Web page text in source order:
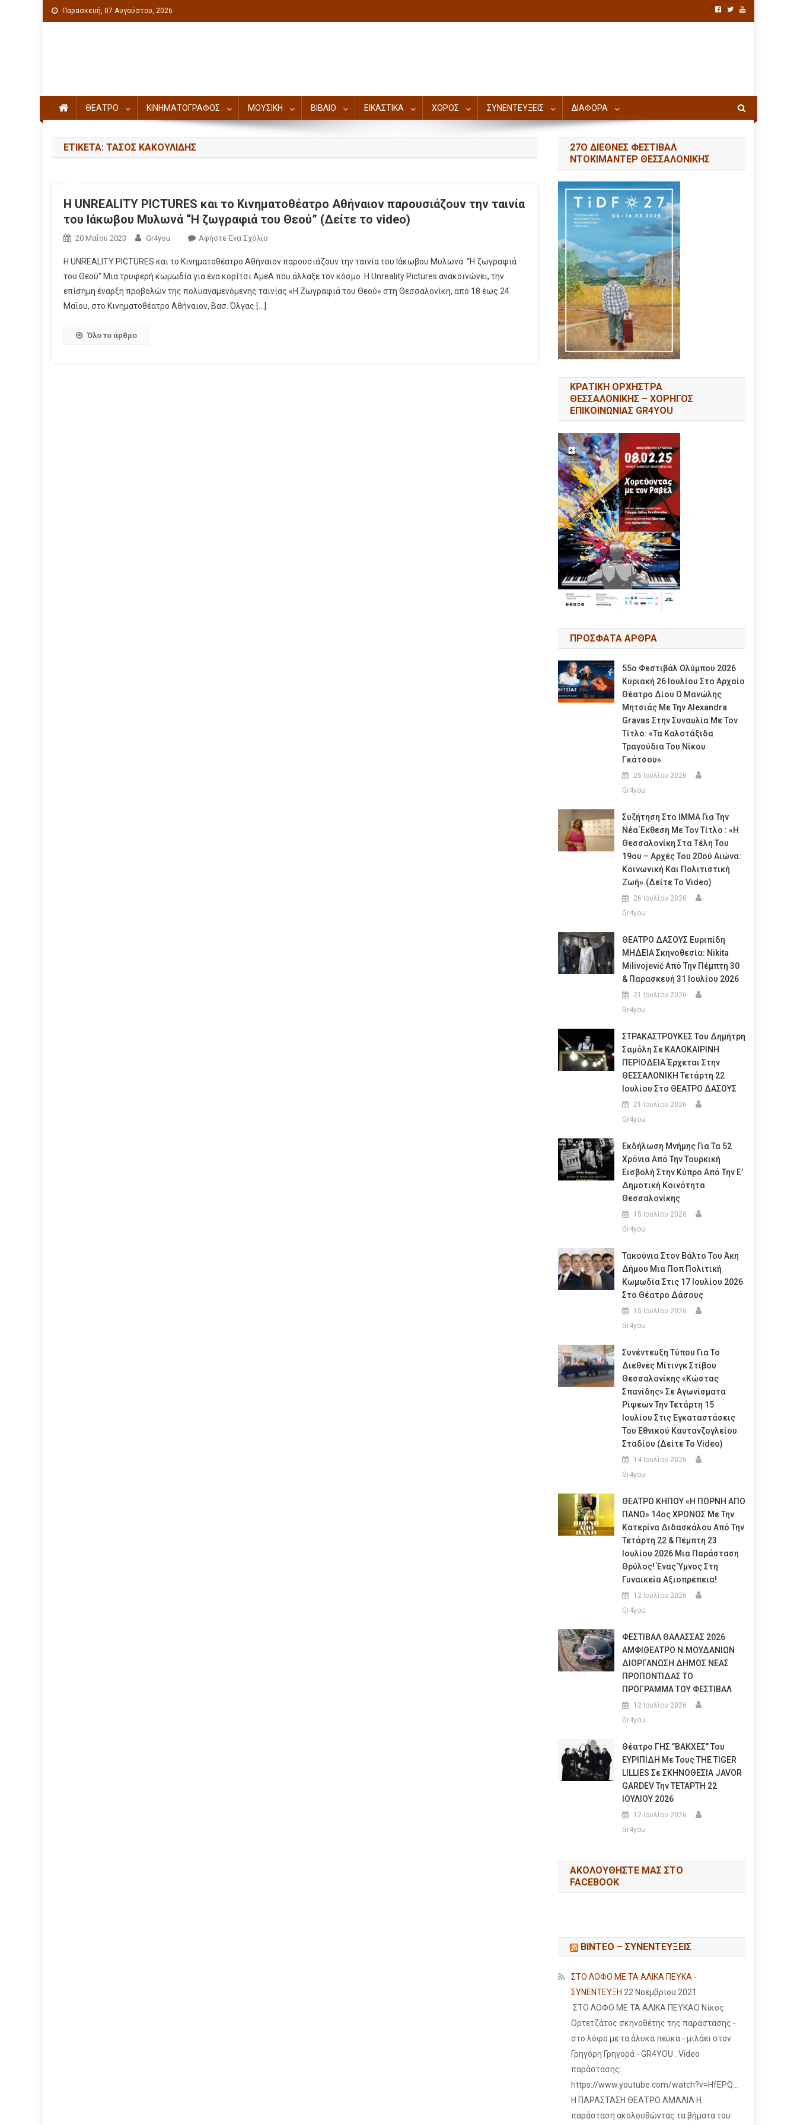
Παρασκευή, 07 Αυγούστου, 2026
ΘΕΑΤΡΟ ΚΙΝΗΜΑΤΟΓΡΑΦΟΣ ΜΟΥΣΙΚΗ ΒΙΒΛΙΟ ΕΙΚΑΣΤΙΚΑ ΧΟΡΟΣ ΣΥΝΕΝΤΕΥΞΕΙΣ ΔΙΑΦΟΡΑ
ΕΤΙΚΈΤΑ: ΤΆΣΟΣ ΚΑΚΟΥΛΊΔΗΣ
Η UNREALITY PICTURES και το Κινηματοθέατρο Αθήναιον παρουσιάζουν την ταινία
του Ιάκωβου Μυλωνά “Η ζωγραφιά του Θεού” (Δείτε το video)
20 Μαΐου 2023 Gr4you Αφήστε Ένα Σχόλιο
Η UNREALITY PICTURES και το Κινηματοθέατρο Αθήναιον παρουσιάζουν την ταινία του Ιάκωβου Μυλωνά “Η ζωγραφιά
του Θεού” Μια τρυφερή κωμωδία για ένα κορίτσι ΑμεΑ που άλλαξε τον κόσμο. Η Unreality Pictures ανακοινώνει, την
επίσημη έναρξη προβολών της πολυαναμενόμενης ταινίας «Η Ζωγραφιά του Θεού» στη Θεσσαλονίκη, από 18 έως 24
Μαΐου, στο Κινηματοθέατρο Αθήναιον, Βασ. Όλγας […]
Όλο το άρθρο
27Ο ΔΙΕΘΝΕΣ ΦΕΣΤΙΒΑΛ
ΝΤΟΚΙΜΑΝΤΕΡ ΘΕΣΣΑΛΟΝΙΚΗΣ
ΚΡΑΤΙΚΗ ΟΡΧΗΣΤΡΑ
ΘΕΣΣΑΛΟΝΙΚΗΣ – ΧΟΡΗΓΟΣ
ΕΠΙΚΟΙΝΩΝΙΑΣ GR4YOU
ΠΡΟΣΦΑΤΑ ΑΡΘΡΑ
55ο Φεστιβάλ Ολύμπου 2026
Κυριακή 26 Ιουλίου Στο Αρχαίο
Θέατρο Δίου Ο Μανώλης
Μητσιάς Με Την Alexandra
Gravas Στην Συναυλία Με Τον
Τίτλο: «τα Καλοτάξιδα
Τραγούδια Του Νίκου
Γκάτσου»
26 Ιουλίου 2026
Gr4you
Συζήτηση Στο ΙΜΜΑ Για Την
Νέα Έκθεση Με Τον Τίτλο : «Η
Θεσσαλονίκη Στα Τέλη Του
19ου – Αρχές Του 20ού Αιώνα:
Κοινωνική Και Πολιτιστική
Ζωή».(Δείτε Το Video)
26 Ιουλίου 2026
Gr4you
ΘΕΑΤΡΟ ΔΑΣΟΥΣ Ευριπίδη
ΜΗΔΕΙΑ Σκηνοθεσία: Nikita
Milivojević Από Την Πέμπτη 30
& Παρασκευή 31 Ιουλίου 2026
21 Ιουλίου 2026
Gr4you
ΣΤΡΑΚΑΣΤΡΟΥΚΕΣ Του Δημήτρη
Σαμόλη Σε ΚΑΛΟΚΑΙΡΙΝΗ
ΠΕΡΙΟΔΕΙΑ Έρχεται Στην
ΘΕΣΣΑΛΟΝΙΚΗ Τετάρτη 22
Ιουλίου Στο ΘΕΑΤΡΟ ΔΑΣΟΥΣ
21 Ιουλίου 2026
Gr4you
Εκδήλωση Μνήμης Για Τα 52
Χρόνια Από Την Τουρκική
Εισβολή Στην Κύπρο Από Την Ε’
Δημοτική Κοινότητα
Θεσσαλονίκης
15 Ιουλίου 2026
Gr4you
Τακούνια Στον Βάλτο Του Άκη
Δήμου Μια Ποπ Πολιτική
Κωμωδία Στις 17 Ιουλίου 2026
Στο Θέατρο Δάσους
15 Ιουλίου 2026
Gr4you
Συνέντευξη Τύπου Για Το
Διεθνές Μίτινγκ Στίβου
Θεσσαλονίκης «Κώστας
Σπανίδης» Σε Αγωνίσματα
Ρίψεων Την Τετάρτη 15
Ιουλίου Στις Εγκαταστάσεις
Του Εθνικού Καυτανζογλείου
Σταδίου (Δείτε Το Video)
14 Ιουλίου 2026
Gr4you
ΘΕΑΤΡΟ ΚΗΠΟΥ «Η ΠΟΡΝΗ ΑΠΟ
ΠΑΝΩ» 14ος ΧΡΟΝΟΣ Με Την
Κατερίνα Διδασκάλου Από Την
Τετάρτη 22 & Πέμπτη 23
Ιουλίου 2026 Μια Παράσταση
Θρύλος! Ένας Ύμνος Στη
Γυναικεία Αξιοπρέπεια!
12 Ιουλίου 2026
Gr4you
ΦΕΣΤΙΒΑΛ ΘΑΛΑΣΣΑΣ 2026
ΑΜΦΙΘΕΑΤΡΟ Ν.ΜΟΥΔΑΝΙΩΝ
ΔΙΟΡΓΑΝΩΣΗ ΔΗΜΟΣ ΝΕΑΣ
ΠΡΟΠΟΝΤΙΔΑΣ ΤΟ
ΠΡΟΓΡΑΜΜΑ ΤΟΥ ΦΕΣΤΙΒΑΛ
12 Ιουλίου 2026
Gr4you
Θέατρο ΓΗΣ ”ΒΑΚΧΕΣ” Του
ΕΥΡΙΠΙΔΗ Με Τους THE TIGER
LILLIES Σε ΣΚΗΝΟΘΕΣΙΑ JAVOR
GARDEV Την ΤΕΤΑΡΤΗ 22
ΙΟΥΛΙΟΥ 2026
12 Ιουλίου 2026
Gr4you
ΑΚΟΛΟΥΘΉΣΤΕ ΜΑΣ ΣΤΟ
FACEBOOK
ΒΙΝΤΕΟ – ΣΥΝΕΝΤΕΥΞΕΙΣ
ΣΤΟ ΛΟΦΟ ΜΕ ΤΑ ΑΛΙΚΑ ΠΕΥΚΑ -
ΣΥΝΕΝΤΕΥΞΗ 22 Νοεμβρίου 2021
ΣΤΟ ΛΟΦΟ ΜΕ ΤΑ ΑΛΙΚΑ ΠΕΥΚΑΟ Νίκος
Ορτετζάτος σκηνοθέτης της παράστασης -
στο λόφο με τα άλυκα πεύκα - μιλάει στον
Γρηγόρη Γρηγορά - GR4YOU . Video
παράστασης:
https://www.youtube.com/watch?v=HfEPQ...
Η ΠΑΡΑΣΤΑΣΗ ΘΕΑΤΡΟ ΑΜΑΛΙΑ Η
παράσταση ακολουθώντας τα βήματα του